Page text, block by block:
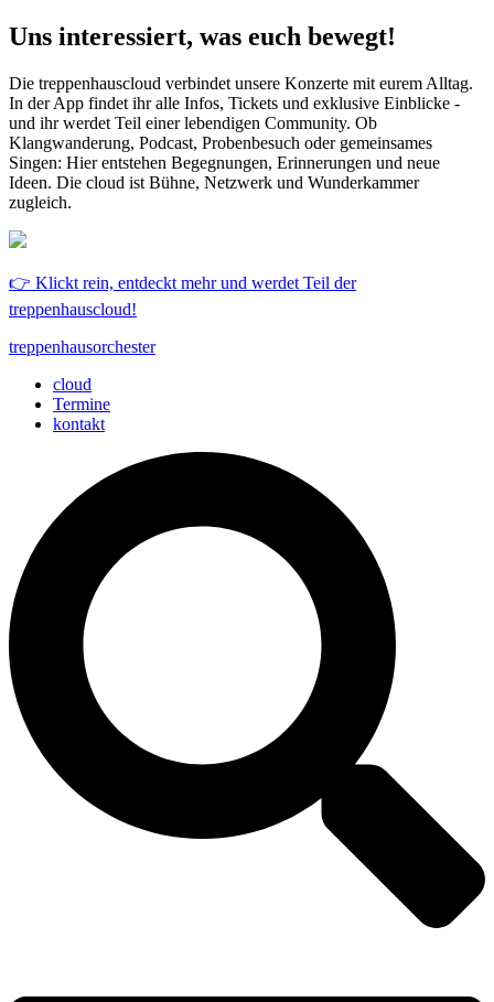
Uns interessiert, was euch bewegt!
Die treppenhauscloud verbindet unsere Konzerte mit eurem Alltag.
In der App findet ihr alle Infos, Tickets und exklusive Einblicke -
und ihr werdet Teil einer lebendigen Community. Ob
Klangwanderung, Podcast, Probenbesuch oder gemeinsames
Singen: Hier entstehen Begegnungen, Erinnerungen und neue
Ideen. Die cloud ist Bühne, Netzwerk und Wunderkammer
zugleich.
👉 Klickt rein, entdeckt mehr und werdet Teil der
treppenhauscloud!
treppenhausorchester
cloud
Termine
kontakt